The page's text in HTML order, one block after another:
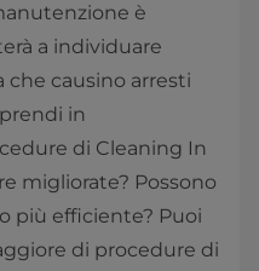
è
a individuare
causino arresti
in
di Cleaning In
migliorate? Possono
più efficiente? Puoi
di procedure di